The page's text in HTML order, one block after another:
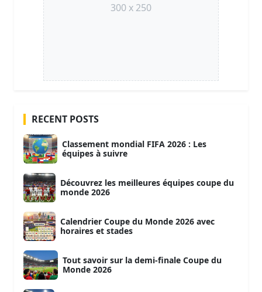
300 x 250
RECENT POSTS
Classement mondial FIFA 2026 : Les
équipes à suivre
Découvrez les meilleures équipes coupe du
monde 2026
Calendrier Coupe du Monde 2026 avec
horaires et stades
Tout savoir sur la demi-finale Coupe du
Monde 2026